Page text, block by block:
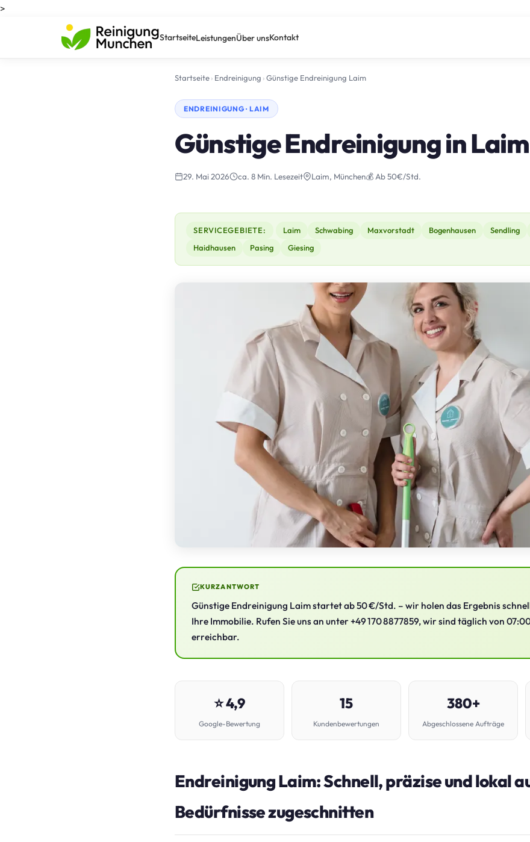
>
StartseiteLeistungenÜber unsKontakt
Startseite› Endreinigung ›Günstige Endreinigung Laim
ENDREINIGUNG · LAIM
Günstige Endreinigung in Laim
29. Mai 2026 ca. 8 Min. Lesezeit Laim, München💰 Ab 50€/Std.
SERVICEGEBIETE: Laim Schwabing Maxvorstadt Bogenhausen Sendling
Haidhausen
Pasing Giesing
KURZANTWORT
Günstige Endreinigung Laim startet ab 50 €/Std. – wir holen das Ergebnis
Ihre Immobilie. Rufen Sie uns an unter +49 170 8877859, wir sind täglich von
erreichbar.
⭐ 4,9
Google-Bewertung
15
Kundenbewertungen
380+
Abgeschlossene Aufträge
Endreinigung Laim: Schnell, präzise und lokal
Bedürfnisse zugeschnitten